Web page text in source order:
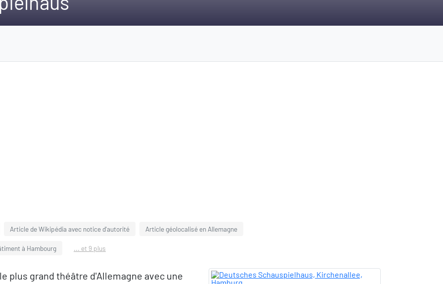
Article de Wikipédia avec notice d'autorité Article géolocalisé en Allemagne
à Hambourg ... et 9 plus
plus grand théâtre d'Allemagne avec une